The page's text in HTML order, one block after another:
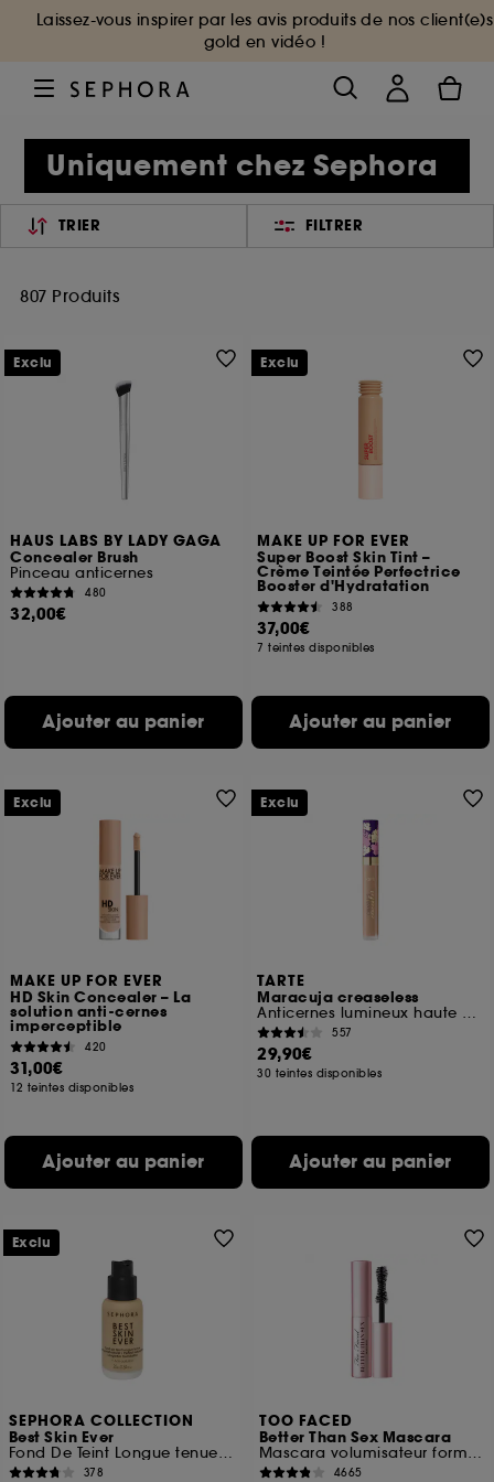
Laissez-vous inspirer par les avis produits de nos client(e)s
gold en vidéo !
Uniquement chez Sephora
TRIER FILTRER
807 Produits
HAUS LABS BY LADY GAGA
Concealer Brush
Pinceau anticernes
480
32,00€
Ajouter au panier
Exclu
MAKE UP FOR EVER
Super Boost Skin Tint –
Crème Teintée Perfectrice
Booster d'Hydratation
388
37,00€
7 teintes disponibles
Ajouter au panier
Exclu
MAKE UP FOR EVER
HD Skin Concealer – La
solution anti-cernes
imperceptible
420
31,00€
12 teintes disponibles
Ajouter au panier
Exclu
TARTE
Maracuja creaseless
Anticernes lumineux haute couvrance
557
29,90€
30 teintes disponibles
Ajouter au panier
Exclu
SEPHORA COLLECTION
Best Skin Ever
Fond De Teint Longue tenue teint parfait naturel
378
Exclu
TOO FACED
Better Than Sex Mascara
Mascara volumisateur format voyage
4665